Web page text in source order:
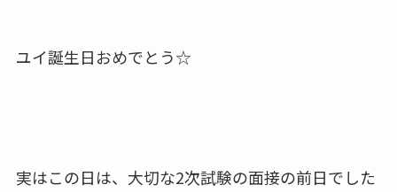
ユイ誕生日おめでとう☆
実はこの日は、大切な2次試験の面接の前日でした